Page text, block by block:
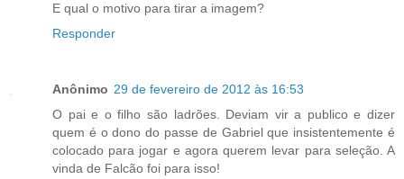
E qual o motivo para tirar a imagem?
Responder
Anônimo 29 de fevereiro de 2012 às 16:53
O pai e o filho são ladrões. Deviam vir a publico e dizer
quem é o dono do passe de Gabriel que insistentemente é
colocado para jogar e agora querem levar para seleção. A
vinda de Falcão foi para isso!